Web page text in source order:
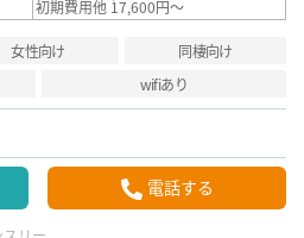
初期費用他 17,600円～
女性向け
同棲向け
wifiあり
電話する